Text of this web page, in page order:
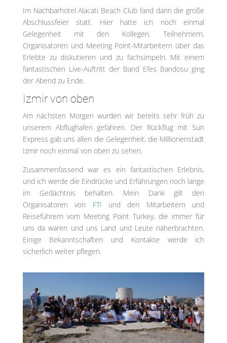
Im Nachbarhotel Alacati Beach Club fand dann die große
Abschlussfeier statt. Hier hatte ich noch einmal
Gelegenheit mit den Kollegen, Teilnehmern,
Organisatoren und Meeting Point-Mitarbeitern über das
Erlebte zu diskutieren und zu fachsimpeln. Mit einem
fantastischen Live-Auftritt der Band Efes Bandosu ging
der Abend zu Ende.
Izmir von oben
Am nächsten Morgen wurden wir bereits sehr früh zu
unserem Abflughafen gefahren. Der Rückflug mit Sun
Express gab uns allen die Gelegenheit, die Millionenstadt
Izmir noch einmal von oben zu sehen.
Zusammenfassend war es ein fantastischen Erlebnis,
und ich werde die Eindrücke und Erfahrungen noch lange
im Gedächtnis behalten. Mein Dank gilt den
Organisatoren von FTI und den Mitarbeitern und
Reiseführern vom Meeting Point Turkey, die immer für
uns da waren und uns Land und Leute näherbrachten.
Einige Bekanntschaften und Kontakte werde ich
sicherlich weiter pflegen.